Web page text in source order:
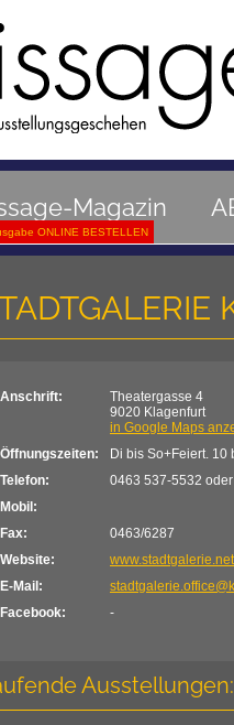
Magazin
ONLINE BESTELLEN
Anschrift:
Theatergasse 4
9020 Klagenfurt
in Google Maps
Öffnungszeiten:
Di bis So+Feiert. 10
Telefon:
0463 537-5532
Mobil:
Fax:
0463/6287
Website:
www.stadtgalerie.net
E-Mail:
Facebook:
-
Ausstellungen: